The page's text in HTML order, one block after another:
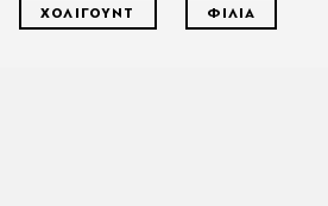
ΧΟΛΙΓΟΥΝΤ
ΦΙΛΙΑ